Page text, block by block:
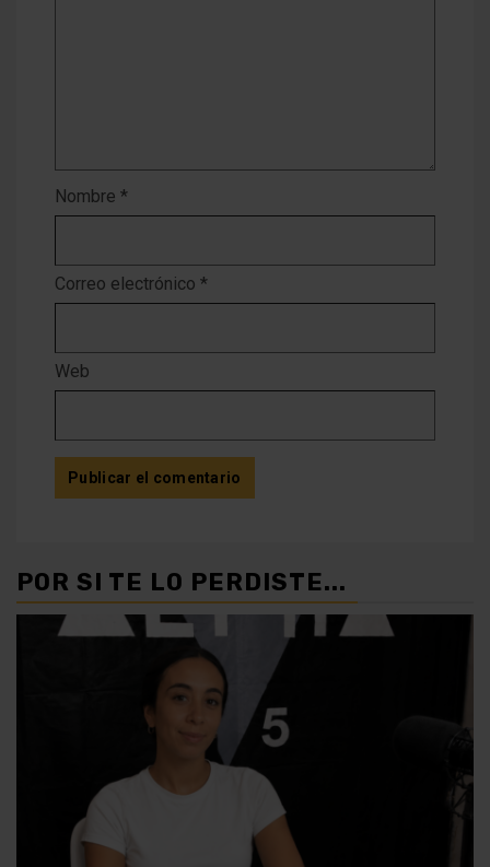
Nombre *
Correo electrónico *
Web
POR SI TE LO PERDISTE...